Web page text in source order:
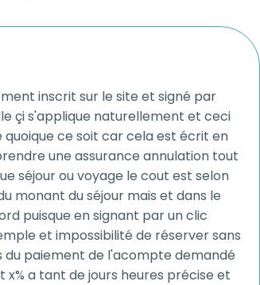
inscrit sur le site et signé par
çi s'applique naturellement et ceci
quoique ce soit car cela est écrit en
une assurance annulation tout
séjour ou voyage le cout est selon
monant du séjour mais et dans le
puisque en signant par un clic
et impossibilité de réserver sans
paiement de l'acompte demandé
x% a tant de jours heures précise et